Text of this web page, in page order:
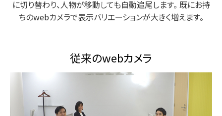
に切り替わり、人物が移動しても自動追尾します。 既にお持
ちのwebカメラで表示バリエーションが大きく増えます。
従来のwebカメラ